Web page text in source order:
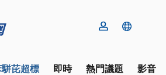
芘超標 即時 熱門議題 影音